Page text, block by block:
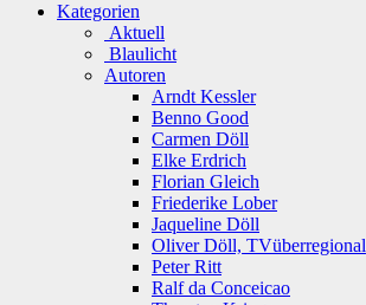
Kategorien
Aktuell
Blaulicht
Autoren
Arndt Kessler
Benno Good
Carmen Döll
Elke Erdrich
Florian Gleich
Friederike Lober
Jaqueline Döll
Oliver Döll, TVüberregional
Peter Ritt
Ralf da Conceicao